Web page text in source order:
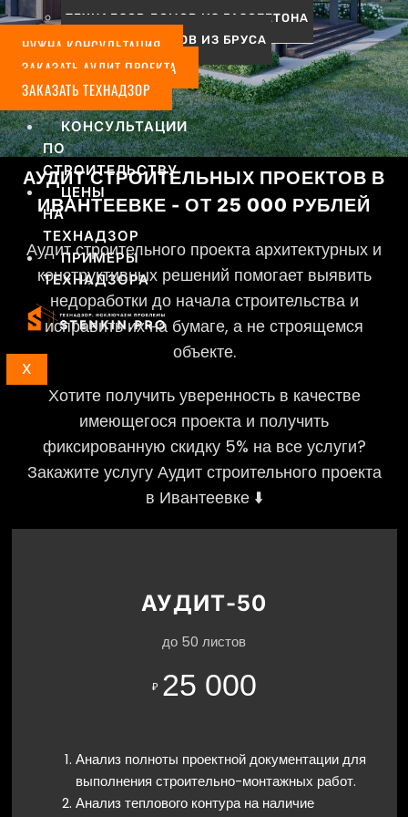
ТЕХНАДЗОР ДОМОВ ИЗ ГАЗОБЕТОНА
ТЕХНАДЗОР ДОМОВ ИЗ БРУСА
АУДИТ
СТРОИТЕЛЬНЫХ
ПРОЕКТОВ
КОНСУЛЬТАЦИИ
ПО
СТРОИТЕЛЬСТВУ
ЦЕНЫ
НА
ТЕХНАДЗОР
ПРИМЕРЫ
ТЕХНАДЗОРА
X
НУЖНА КОНСУЛЬТАЦИЯ
ЗАКАЗАТЬ АУДИТ ПРОЕКТА
ЗАКАЗАТЬ ТЕХНАДЗОР
АУДИТ СТРОИТЕЛЬНЫХ ПРОЕКТОВ В
ИВАНТЕЕВКЕ - ОТ 25 000 РУБЛЕЙ
Аудит строительного проекта архитектурных и
конструктивных решений помогает выявить
недоработки до начала строительства и
исправить их на бумаге, а не строящемся
объекте.
Хотите получить уверенность в качестве
имеющегося проекта и получить
фиксированную скидку 5% на все услуги?
Закажите услугу Аудит строительного проекта
в Ивантеевке ⬇️
АУДИТ-50
до 50 листов
₽ 25 000
Анализ полноты проектной документации для
выполнения строительно-монтажных работ.
Анализ теплового контура на наличие